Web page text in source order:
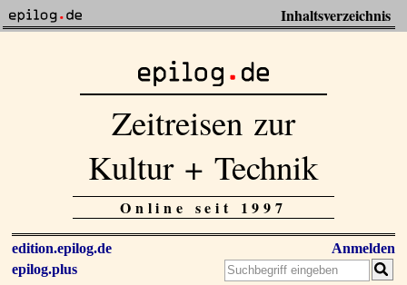
Inhaltsverzeichnis
Zeitreisen zur
Kultur + Technik
Online seit 1997
edition.epilog.de
epilog.plus
Anmelden